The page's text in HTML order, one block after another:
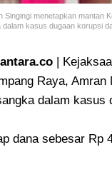
Singingi menetapkan mantan
kasus dugaan korupsi
|
Raya,
dalam kasus
dana sebesar